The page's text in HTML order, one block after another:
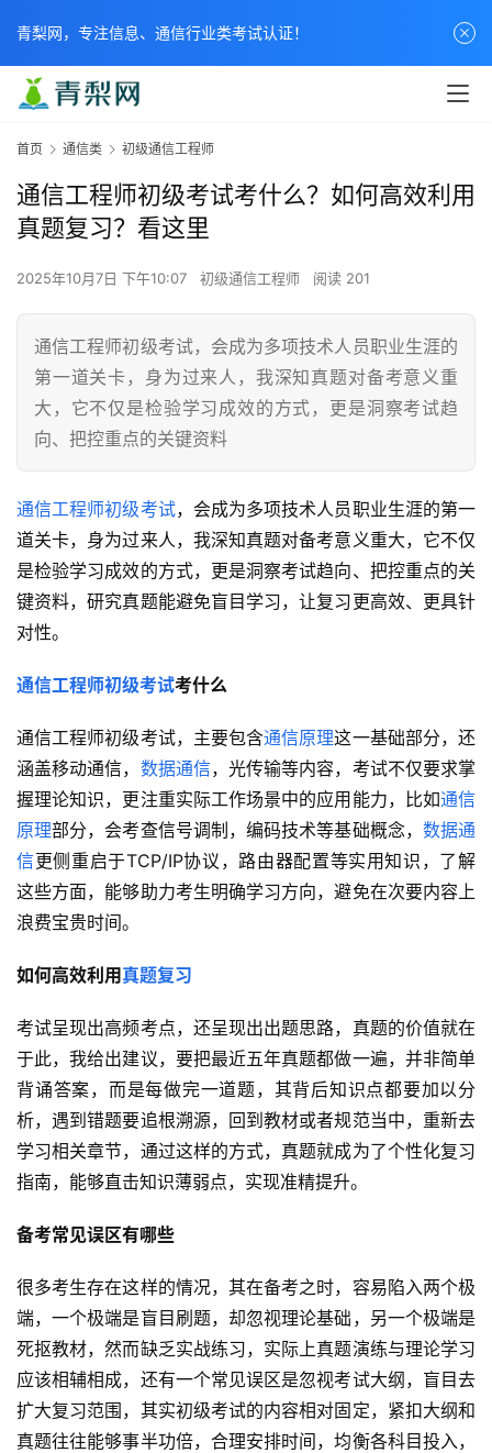
首页 通信类 初级通信工程师
通信工程师初级考试考什么？如何高效利用
真题复习？看这里
2025年10月7日 下午10:07 初级通信工程师 阅读 201
通信工程师初级考试，会成为多项技术人员职业生涯的
第一道关卡，身为过来人，我深知真题对备考意义重
大，它不仅是检验学习成效的方式，更是洞察考试趋
向、把控重点的关键资料
通信工程师初级考试，会成为多项技术人员职业生涯的第一
道关卡，身为过来人，我深知真题对备考意义重大，它不仅
是检验学习成效的方式，更是洞察考试趋向、把控重点的关
键资料，研究真题能避免盲目学习，让复习更高效、更具针
对性。
通信工程师初级考试考什么
通信工程师初级考试，主要包含通信原理这一基础部分，还
涵盖移动通信， 数据通信，光传输等内容，考试不仅要求掌
握理论知识，更注重实际工作场景中的应用能力，比如通信
原理部分，会考查信号调制，编码技术等基础概念， 数据通
信更侧重启于TCP/IP协议，路由器配置等实用知识，了解
这些方面，能够助力考生明确学习方向，避免在次要内容上
浪费宝贵时间。
如何高效利用真题复习
考试呈现出高频考点，还呈现出出题思路，真题的价值就在
于此，我给出建议，要把最近五年真题都做一遍，并非简单
背诵答案，而是每做完一道题，其背后知识点都要加以分
析，遇到错题要追根溯源，回到教材或者规范当中，重新去
学习相关章节，通过这样的方式，真题就成为了个性化复习
指南，能够直击知识薄弱点，实现准精提升。
备考常见误区有哪些
很多考生存在这样的情况，其在备考之时，容易陷入两个极
端，一个极端是盲目刷题，却忽视理论基础，另一个极端是
死抠教材，然而缺乏实战练习，实际上真题演练与理论学习
应该相辅相成，还有一个常见误区是忽视考试大纲，盲目去
扩大复习范围，其实初级考试的内容相对固定，紧扣大纲和
真题往往能够事半功倍，合理安排时间，均衡各科目投入，
青梨网，专注信息、通信行业类考试认证！